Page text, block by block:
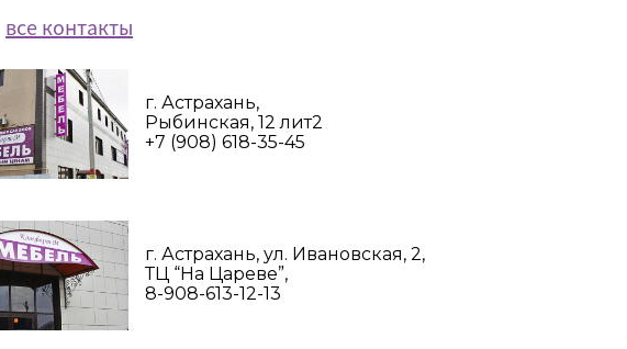
все контакты
г. Астрахань,
Рыбинская, 12 лит2
+7 (908) 618-35-45‬
г. Астрахань, ул. Ивановская, 2,
ТЦ “На Цареве”,
8-908-613-12-13